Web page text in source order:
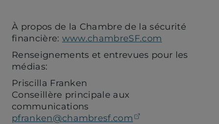
À propos de la Chambre de la sécurité
financière: www.chambreSF.com
Renseignements et entrevues pour les
médias:
Priscilla Franken
Conseillère principale aux
communications
pfranken@chambresf.com